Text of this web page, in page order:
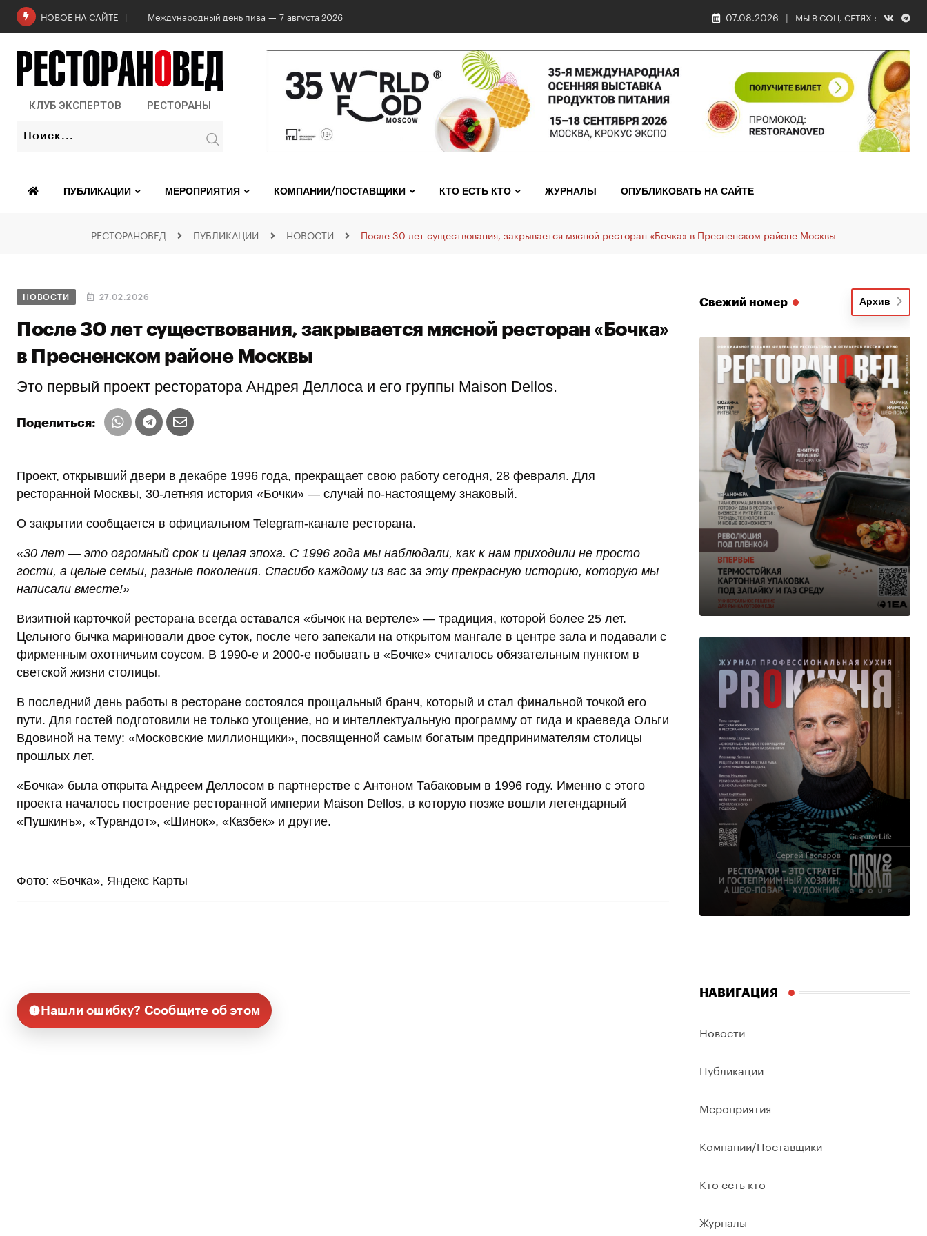
НОВОЕ НА САЙТЕ Международный день пива — 7 августа 2026 07.08.2026 МЫ В СОЦ. СЕТЯХ :
КЛУБ ЭКСПЕРТОВ РЕСТОРАНЫ
ПУБЛИКАЦИИ МЕРОПРИЯТИЯ КОМПАНИИ/ПОСТАВЩИКИ КТО ЕСТЬ КТО ЖУРНАЛЫ ОПУБЛИКОВАТЬ НА САЙТЕ
РЕСТОРАНОВЕД ПУБЛИКАЦИИ НОВОСТИ После 30 лет существования, закрывается мясной ресторан «Бочка» в Пресненском районе Москвы
НОВОСТИ 27.02.2026
После 30 лет существования, закрывается мясной ресторан «Бочка»
в Пресненском районе Москвы
Это первый проект ресторатора Андрея Деллоса и его группы Maison Dellos.
Поделиться:
Проект, открывший двери в декабре 1996 года, прекращает свою работу сегодня, 28 февраля. Для
ресторанной Москвы, 30-летняя история «Бочки» — случай по-настоящему знаковый.
О закрытии сообщается в официальном Telegram-канале ресторана.
«30 лет — это огромный срок и целая эпоха. С 1996 года мы наблюдали, как к нам приходили не просто
гости, а целые семьи, разные поколения. Спасибо каждому из вас за эту прекрасную историю, которую мы
написали вместе!»
Визитной карточкой ресторана всегда оставался «бычок на вертеле» — традиция, которой более 25 лет.
Цельного бычка мариновали двое суток, после чего запекали на открытом мангале в центре зала и подавали с
фирменным охотничьим соусом. В 1990-е и 2000-е побывать в «Бочке» считалось обязательным пунктом в
светской жизни столицы.
В последний день работы в ресторане состоялся прощальный бранч, который и стал финальной точкой его
пути. Для гостей подготовили не только угощение, но и интеллектуальную программу от гида и краеведа Ольги
Вдовиной на тему: «Московские миллионщики», посвященной самым богатым предпринимателям столицы
прошлых лет.
«Бочка» была открыта Андреем Деллосом в партнерстве с Антоном Табаковым в 1996 году. Именно с этого
проекта началось построение ресторанной империи Maison Dellos, в которую позже вошли легендарный
«Пушкинъ», «Турандот», «Шинок», «Казбек» и другие.
Фото: «Бочка», Яндекс Карты
Нашли ошибку? Сообщите об этом
Свежий номер Архив
НАВИГАЦИЯ
Новости
Публикации
Мероприятия
Компании/Поставщики
Кто есть кто
Журналы